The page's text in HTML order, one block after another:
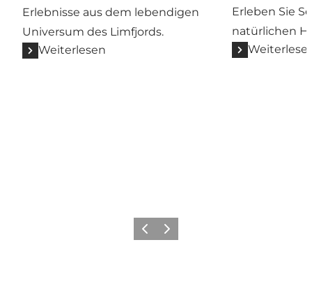
Erlebnisse aus dem lebendigen
Universum des Limfjords.
Weiterlesen
Erleben Sie
natürlichen
Vorherige Folie
Nächste Folie